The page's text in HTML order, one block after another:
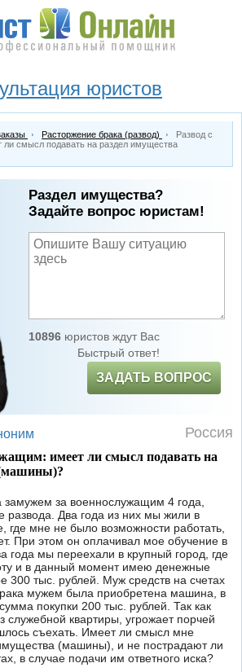
юристов
Расторжение брака (развод)
Развод с
смысл подавать на раздел имущества
Раздел имущества?
Задайте вопрос юристам!
10896юристов ждут Вас
Быстрый ответ!
ЗАДАТЬ ВОПРОС
Россия
имеет ли смысл подавать на
за военнослужащим 4 года,
развода. Два года из них мы жили в
где мне не было возможности работать,
При этом он оплачивал мое обучение в
мы переехали в крупный город, где
и в данный момент имею денежные
300 тыс. рублей. Муж средств на счетах
мужем была приобретена машина, в
покупки 200 тыс. рублей. Так как
служебной квартиры, угрожает порчей
съехать. Имеет ли смысл мне
(машины), и не пострадают ли
в случае подачи им ответного иска?